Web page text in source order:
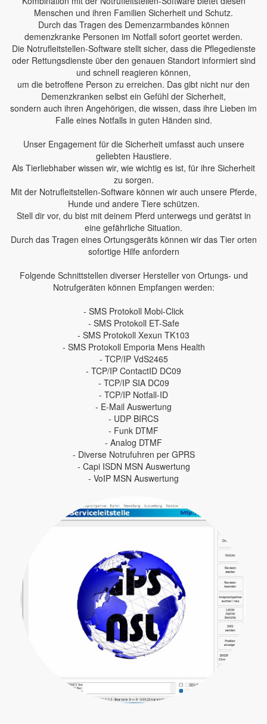
Menschen und ihren Familien Sicherheit und Schutz.
Durch das Tragen des Demenzarmbandes können
demenzkranke Personen im Notfall sofort geortet werden.
Die Notrufleitstellen-Software stellt sicher, dass die Pflegedienste
oder Rettungsdienste über den genauen Standort informiert sind
und schnell reagieren können,
um die betroffene Person zu erreichen. Das gibt nicht nur den
Demenzkranken selbst ein Gefühl der Sicherheit,
sondern auch ihren Angehörigen, die wissen, dass ihre Lieben im
Falle eines Notfalls in guten Händen sind.
Unser Engagement für die Sicherheit umfasst auch unsere
geliebten Haustiere.
Als Tierliebhaber wissen wir, wie wichtig es ist, für ihre Sicherheit
zu sorgen.
Mit der Notrufleitstellen-Software können wir auch unsere Pferde,
Hunde und andere Tiere schützen.
Stell dir vor, du bist mit deinem Pferd unterwegs und gerätst in
eine gefährliche Situation.
Durch das Tragen eines Ortungsgeräts können wir das Tier orten
sofortige Hilfe anfordern
Folgende Schnittstellen diverser Hersteller von Ortungs- und
Notrufgeräten können Empfangen werden:
- SMS Protokoll Mobi-Click
- SMS Protokoll ET-Safe
- SMS Protokoll Xexun TK103
- SMS Protokoll Emporia Mens Health
- TCP/IP VdS2465
- TCP/IP ContactID DC09
- TCP/IP SIA DC09
- TCP/IP Notfall-ID
- E-Mail Auswertung
- UDP BIRCS
- Funk DTMF
- Analog DTMF
- Diverse Notrufuhren per GPRS
- Capi ISDN MSN Auswertung
- VoIP MSN Auswertung